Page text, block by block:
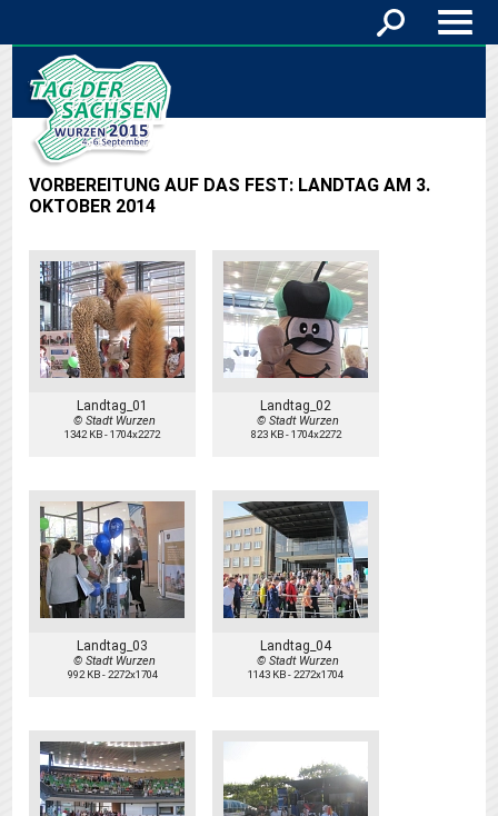
VORBEREITUNG AUF DAS FEST: LANDTAG AM 3.
OKTOBER 2014
Landtag_01
© Stadt Wurzen
1342 KB-1704x2272
Landtag_02
© Stadt Wurzen
823 KB-1704x2272
Landtag_03
© Stadt Wurzen
992 KB-2272x1704
Landtag_04
© Stadt Wurzen
1143 KB-2272x1704